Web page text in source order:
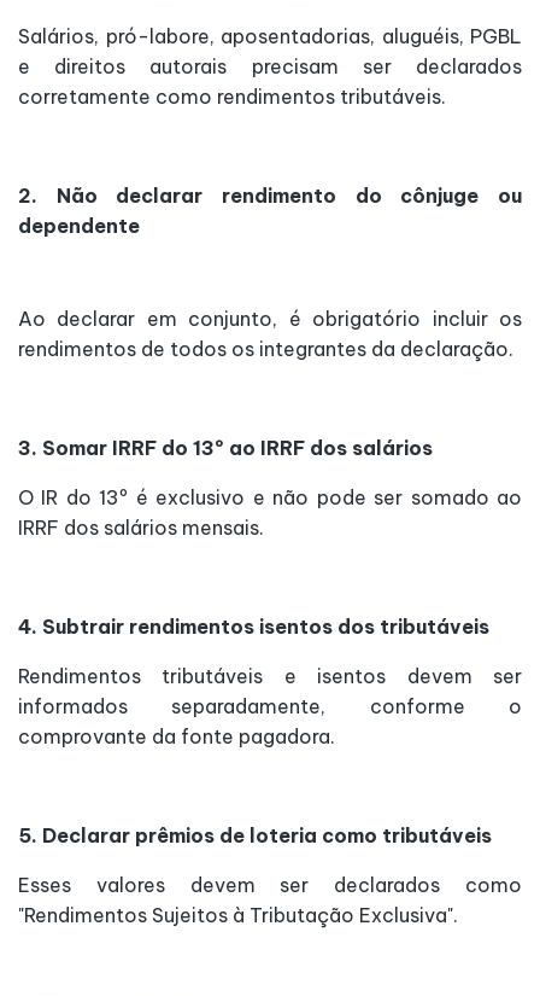
Salários, pró-labore, aposentadorias, aluguéis, PGBL
e direitos autorais precisam ser declarados
corretamente como rendimentos tributáveis.
2. Não declarar rendimento do cônjuge ou
dependente
Ao declarar em conjunto, é obrigatório incluir os
rendimentos de todos os integrantes da declaração.
3. Somar IRRF do 13º ao IRRF dos salários
O IR do 13º é exclusivo e não pode ser somado ao
IRRF dos salários mensais.
4. Subtrair rendimentos isentos dos tributáveis
Rendimentos tributáveis e isentos devem ser
informados separadamente, conforme o
comprovante da fonte pagadora.
5. Declarar prêmios de loteria como tributáveis
Esses valores devem ser declarados como
"Rendimentos Sujeitos à Tributação Exclusiva".